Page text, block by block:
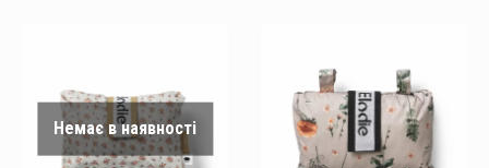
Немає в наявності